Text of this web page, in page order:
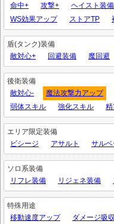
命中+
攻撃+ ヘイスト装備
WS効果アップ
ストアTP
盾(タンク)装備
敵対心+
回避装備 魔回避
後衛装備
敵対心-
魔法攻撃力アップ
弱体スキル
強化スキル
エリア限定装備
ビシージ
アサルト サルベ
ソロ系装備
リフレ装備
リジェネ装備
特殊用途
移動速度アップ
ダメージ吸収